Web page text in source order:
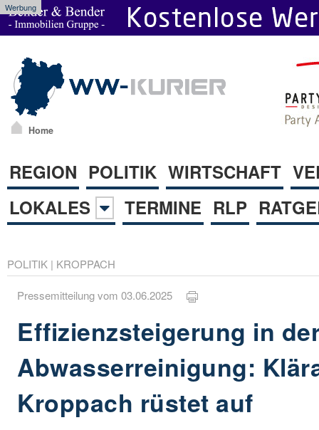
Werbung
Home
REGION POLITIK WIRTSCHAFT
LOKALES
TERMINE RLP
POLITIK | KROPPACH
Pressemitteilung vom 03.06.2025
Effizienzsteigerung in
Abwasserreinigung:
Kroppach rüstet auf